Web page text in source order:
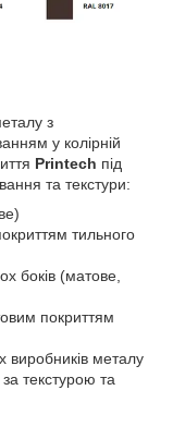
з
у колірній
Printech під
та текстури:
тильного
боків (матове,
покриттям
виробників металу
текстурою та